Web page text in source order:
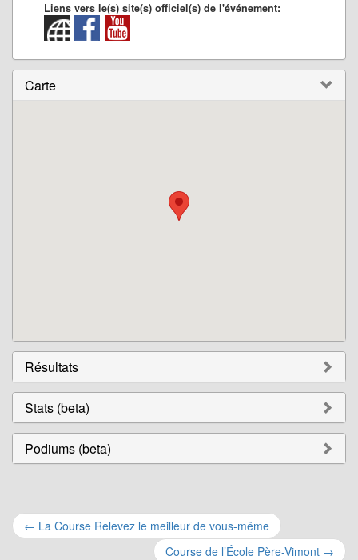
Liens vers le(s) site(s) officiel(s) de l'événement:
Carte
Résultats
Stats (beta)
Podiums (beta)
-
Navigation
← La Course Relevez le meilleur de vous-même
Course de l’École Père-Vimont →